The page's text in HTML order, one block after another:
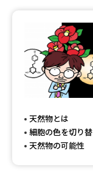
学問のミニ講義「夢ナ
学問の教科書
Ｑ＆Ａ よくあるご質問
天然物とは
細胞の色を切り
天然物の可能性